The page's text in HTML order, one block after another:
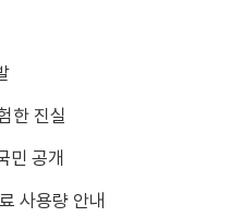
한 진실
민 공개
사용량 안내